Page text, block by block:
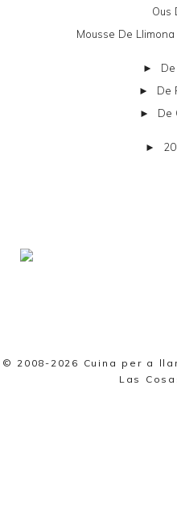
Ous
Mousse De
►
► De
► De
►
© 2008-2026 Cuina per a
Las